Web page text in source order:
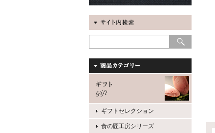
ギフトセレクション
食の匠工房シリーズ